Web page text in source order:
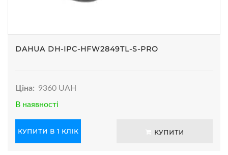
DAHUA DH-IPC-HFW2849TL-S-PRO
Ціна: 9360 UAH
В наявності
КУПИТИ В 1 КЛІК КУПИТИ